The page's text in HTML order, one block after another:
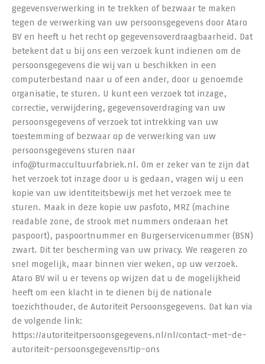
gegevensverwerking in te trekken of bezwaar te maken
tegen de verwerking van uw persoonsgegevens door Ataro
BV en heeft u het recht op gegevensoverdraagbaarheid. Dat
betekent dat u bij ons een verzoek kunt indienen om de
persoonsgegevens die wij van u beschikken in een
computerbestand naar u of een ander, door u genoemde
organisatie, te sturen. U kunt een verzoek tot inzage,
correctie, verwijdering, gegevensoverdraging van uw
persoonsgegevens of verzoek tot intrekking van uw
toestemming of bezwaar op de verwerking van uw
persoonsgegevens sturen naar
info@turmaccultuurfabriek.nl. Om er zeker van te zijn dat
het verzoek tot inzage door u is gedaan, vragen wij u een
kopie van uw identiteitsbewijs met het verzoek mee te
sturen. Maak in deze kopie uw pasfoto, MRZ (machine
readable zone, de strook met nummers onderaan het
paspoort), paspoortnummer en Burgerservicenummer (BSN)
zwart. Dit ter bescherming van uw privacy. We reageren zo
snel mogelijk, maar binnen vier weken, op uw verzoek.
Ataro BV wil u er tevens op wijzen dat u de mogelijkheid
heeft om een klacht in te dienen bij de nationale
toezichthouder, de Autoriteit Persoonsgegevens. Dat kan via
de volgende link:
https://autoriteitpersoonsgegevens.nl/nl/contact-met-de-
autoriteit-persoonsgegevens/tip-ons